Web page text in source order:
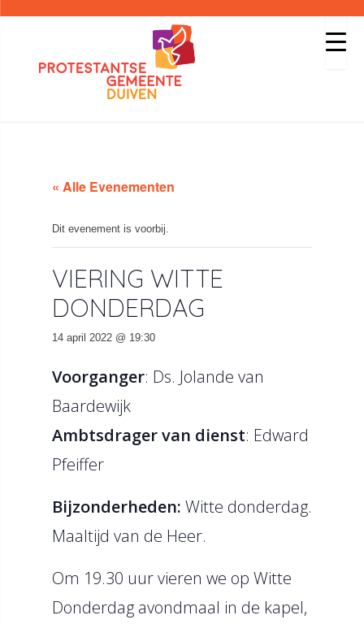
« Alle Evenementen
Dit evenement is voorbij.
VIERING WITTE
DONDERDAG
14 april 2022 @ 19:30
Voorganger: Ds. Jolande van
Baardewijk
Ambtsdrager van dienst: Edward
Pfeiffer
Bijzonderheden: Witte donderdag.
Maaltijd van de Heer.
Om 19.30 uur vieren we op Witte
Donderdag avondmaal in de kapel,